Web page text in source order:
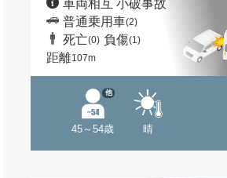
車両相互 小破事故
普通乗用車(2)
死亡(0) 負傷(1)
距離107m
45～54歳
他
晴